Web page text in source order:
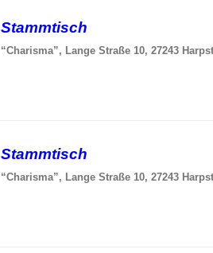
Stammtisch
“Charisma”, Lange Straße 10, 27243
Stammtisch
“Charisma”, Lange Straße 10, 27243